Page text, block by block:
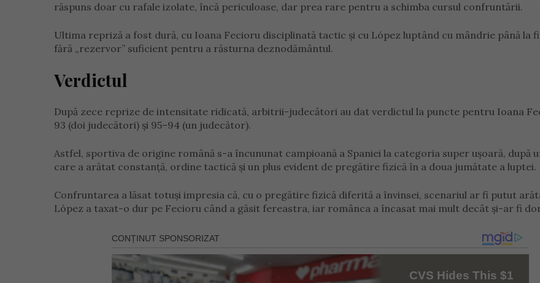
răspuns doar cu rafale izolate, încă periculoase, dar prea rare pentru a schimba cursul confruntării.
Ultima repriză a fost dură, cu Ioana Fecioru disciplinată tactic și cu López luptând cu mândrie până la
fără „rezervor” suficient pentru a răsturna deznodământul.
Verdictul
După zece reprize de intensitate ridicată, arbitrii-judecători au dat verdictul la puncte pentru Ioana
93 (doi judecători) și 95–94 (un judecător).
Astfel, sportiva de origine română s-a încununat campioană a Spaniei la categoria super ușoară, după
care a arătat constanță, ordine tactică și un plus evident de pregătire fizică în a doua jumătate a luptei.
Confruntarea a lăsat totuși impresia că, cu o pregătire fizică diferită a învinsei, scenariul ar fi putut
López a taxat-o dur pe Fecioru când a găsit fereastra, iar românca a încasat mai mult decât și-ar fi